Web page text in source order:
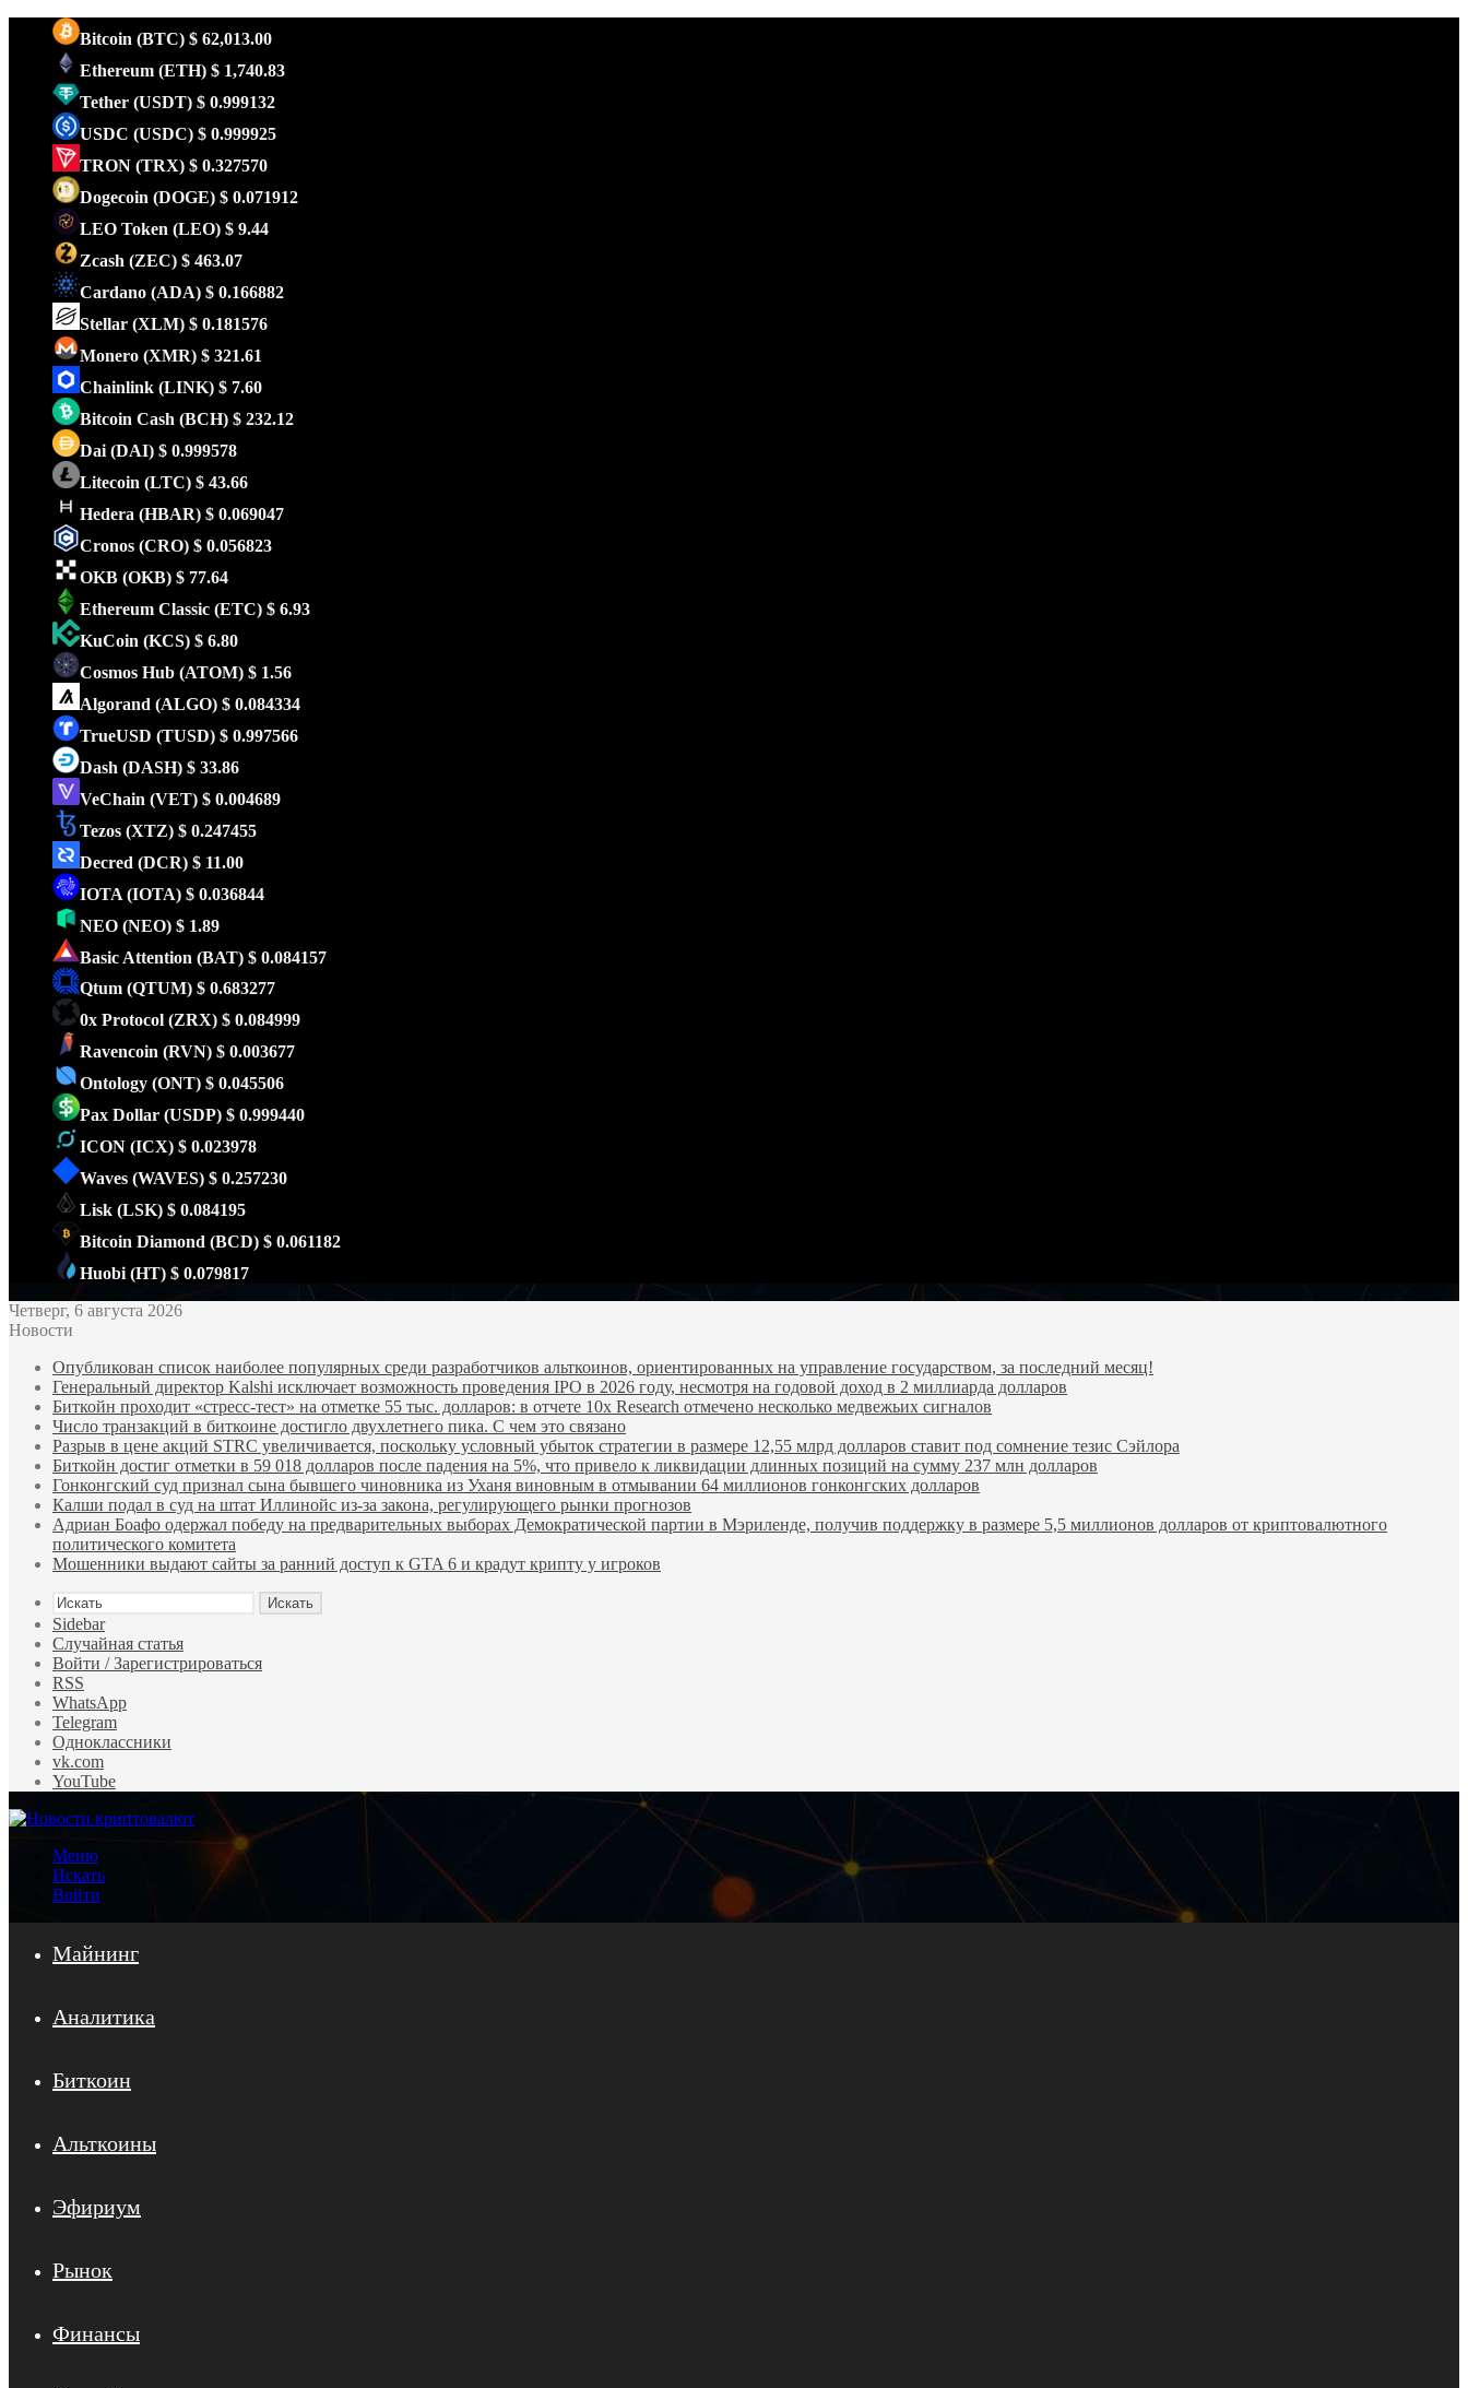
Bitcoin (BTC) $ 62,013.00
Ethereum (ETH) $ 1,740.83
Tether (USDT) $ 0.999132
USDC (USDC) $ 0.999925
TRON (TRX) $ 0.327570
Dogecoin (DOGE) $ 0.071912
LEO Token (LEO) $ 9.44
Zcash (ZEC) $ 463.07
Cardano (ADA) $ 0.166882
Stellar (XLM) $ 0.181576
Monero (XMR) $ 321.61
Chainlink (LINK) $ 7.60
Bitcoin Cash (BCH) $ 232.12
Dai (DAI) $ 0.999578
Litecoin (LTC) $ 43.66
Hedera (HBAR) $ 0.069047
Cronos (CRO) $ 0.056823
OKB (OKB) $ 77.64
Ethereum Classic (ETC) $ 6.93
KuCoin (KCS) $ 6.80
Cosmos Hub (ATOM) $ 1.56
Algorand (ALGO) $ 0.084334
TrueUSD (TUSD) $ 0.997566
Dash (DASH) $ 33.86
VeChain (VET) $ 0.004689
Tezos (XTZ) $ 0.247455
Decred (DCR) $ 11.00
IOTA (IOTA) $ 0.036844
NEO (NEO) $ 1.89
Basic Attention (BAT) $ 0.084157
Qtum (QTUM) $ 0.683277
0x Protocol (ZRX) $ 0.084999
Ravencoin (RVN) $ 0.003677
Ontology (ONT) $ 0.045506
Pax Dollar (USDP) $ 0.999440
ICON (ICX) $ 0.023978
Waves (WAVES) $ 0.257230
Lisk (LSK) $ 0.084195
Bitcoin Diamond (BCD) $ 0.061182
Huobi (HT) $ 0.079817
Четверг, 6 августа 2026
Новости
Опубликован список наиболее популярных среди разработчиков альткоинов, ориентированных на управление государством, за последний месяц!
Генеральный директор Kalshi исключает возможность проведения IPO в 2026 году, несмотря на годовой доход в 2 миллиарда долларов
Биткойн проходит «стресс-тест» на отметке 55 тыс. долларов: в отчете 10x Research отмечено несколько медвежьих сигналов
Число транзакций в биткоине достигло двухлетнего пика. С чем это связано
Разрыв в цене акций STRC увеличивается, поскольку условный убыток стратегии в размере 12,55 млрд долларов ставит под сомнение тезис Сэйлора
Биткойн достиг отметки в 59 018 долларов после падения на 5%, что привело к ликвидации длинных позиций на сумму 237 млн долларов
Гонконгский суд признал сына бывшего чиновника из Уханя виновным в отмывании 64 миллионов гонконгских долларов
Калши подал в суд на штат Иллинойс из-за закона, регулирующего рынки прогнозов
Адриан Боафо одержал победу на предварительных выборах Демократической партии в Мэриленде, получив поддержку в размере 5,5 миллионов долларов от криптовалютного
политического комитета
Мошенники выдают сайты за ранний доступ к GTA 6 и крадут крипту у игроков
Искать
Sidebar
Случайная статья
Войти / Зарегистрироваться
RSS
WhatsApp
Telegram
Одноклассники
vk.com
YouTube
Меню
Искать
Войти
Майнинг
Аналитика
Биткоин
Альткоины
Эфириум
Рынок
Финансы